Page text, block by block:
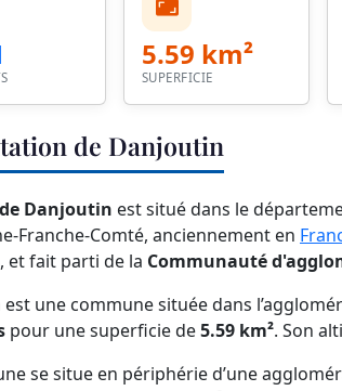
5.59 km²
SUPERFICIE
de Danjoutin
de Danjoutin est situé dans le
Franche-Comté, anciennement en
, et fait parti de la Communauté
une commune située dans
pour une superficie de5.59 km². Son
se situe en périphérie d’une